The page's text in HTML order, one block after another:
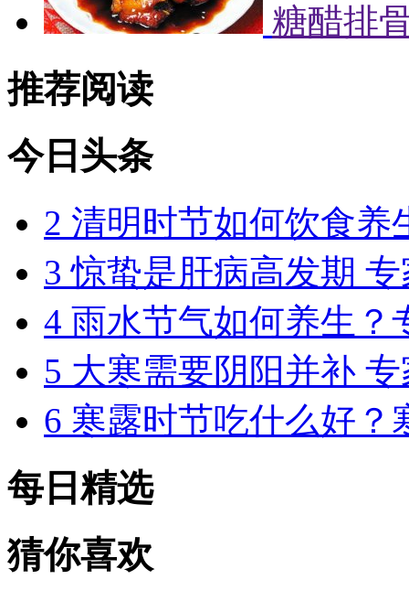
糖醋排
推荐阅读
今日头条
2 清明时节如何饮食养
3 惊蛰是肝病高发期
4 雨水节气如何养生？
5 大寒需要阴阳并补
6 寒露时节吃什么好？
每日精选
猜你喜欢